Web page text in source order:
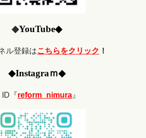
◆YouTube◆
ル登録はこちらをクリック ！
◆Instagraｍ◆
ID『reform_nimura 』